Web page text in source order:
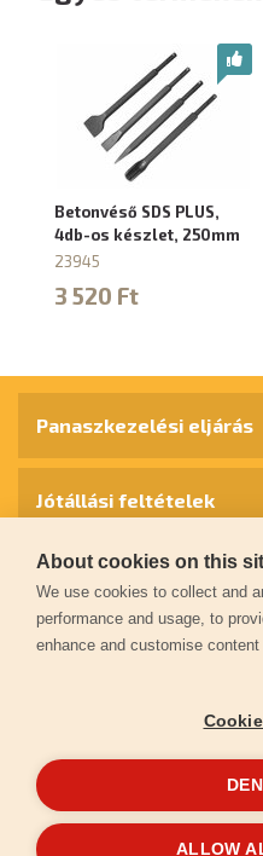
Betonvéső SDS PLUS,
4db-os készlet, 250mm
23945
3 520 Ft
© 2026extol.hu-
Panaszkezelési eljárás
Jótállási feltételek
Személyes adatok
Kapcsolat
Garancia regisztráció
About cookies on this
We use cookies to collect and
performance and usage, to
enhance and customise
ALLOW